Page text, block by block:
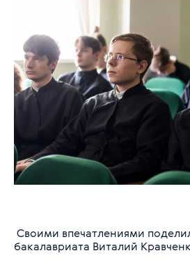
Своими впечатлениями
бакалавриата Виталий